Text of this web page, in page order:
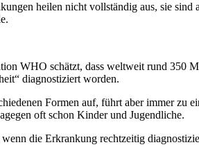
heilen nicht vollständig aus, sie
WHO schätzt, dass weltweit rund 350
diagnostiziert worden.
Formen auf, führt aber immer zu
oft schon Kinder und Jugendliche.
wenn die Erkrankung rechtzeitig